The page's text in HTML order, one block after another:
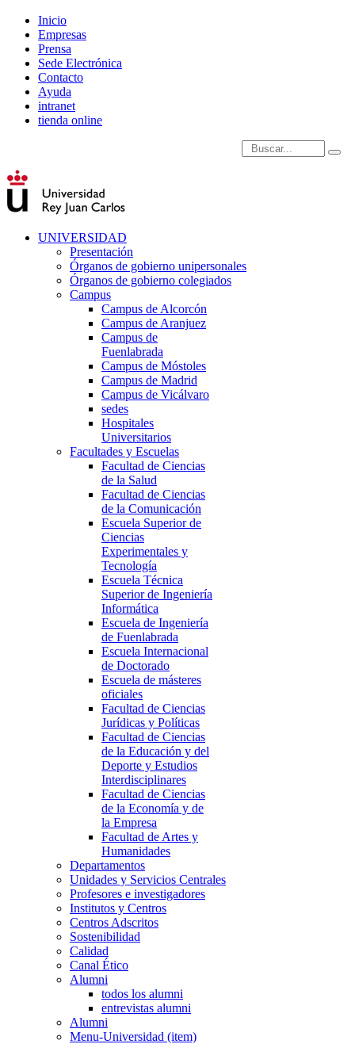
Inicio
Empresas
Prensa
Sede Electrónica
Contacto
Ayuda
intranet
tienda online
Introduce términos de
UNIVERSIDAD
Presentación
Órganos de gobierno unipersonales
Órganos de gobierno colegiados
Campus
Campus de Alcorcón
Campus de Aranjuez
Campus de
Fuenlabrada
Campus de Móstoles
Campus de Madrid
Campus de Vicálvaro
sedes
Hospitales
Universitarios
Facultades y Escuelas
Facultad de Ciencias
de la Salud
Facultad de Ciencias
de la Comunicación
Escuela Superior de
Ciencias
Experimentales y
Tecnología
Escuela Técnica
Superior de Ingeniería
Informática
Escuela de Ingeniería
de Fuenlabrada
Escuela Internacional
de Doctorado
Escuela de másteres
oficiales
Facultad de Ciencias
Jurídicas y Políticas
Facultad de Ciencias
de la Educación y del
Deporte y Estudios
Interdisciplinares
Facultad de Ciencias
de la Economía y de
la Empresa
Facultad de Artes y
Humanidades
Departamentos
Unidades y Servicios Centrales
Profesores e investigadores
Institutos y Centros
Centros Adscritos
Sostenibilidad
Calidad
Canal Ético
Alumni
todos los alumni
entrevistas alumni
Alumni
Menu-Universidad (item)